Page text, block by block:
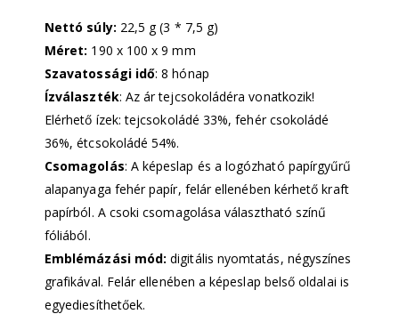
Nettó súly: 22,5 g (3 * 7,5 g)
Méret: 190 x 100 x 9 mm
Szavatossági idő: 8 hónap
Ízválaszték: Az ár tejcsokoládéra vonatkozik!
Elérhető ízek: tejcsokoládé 33%, fehér csokoládé
36%, étcsokoládé 54%.
Csomagolás: A képeslap és a logózható papírgyűrű
alapanyaga fehér papír, felár ellenében kérhető kraft
papírból. A csoki csomagolása választható színű
fóliából.
Emblémázási mód: digitális nyomtatás, négyszínes
grafikával. Felár ellenében a képeslap belső oldalai is
egyediesíthetőek.